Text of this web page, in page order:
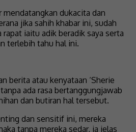
mendatangkan dukacita dan
jika sahih khabar ini, sudah
iaitu adik beradik saya serta
terlebih tahu hal ini.
berita atau kenyataan ‘Sherie
ada rasa bertanggungjawab
dan butiran hal tersebut.
dan sensitif ini, mereka
tanpa mereka sedar, ia jelas